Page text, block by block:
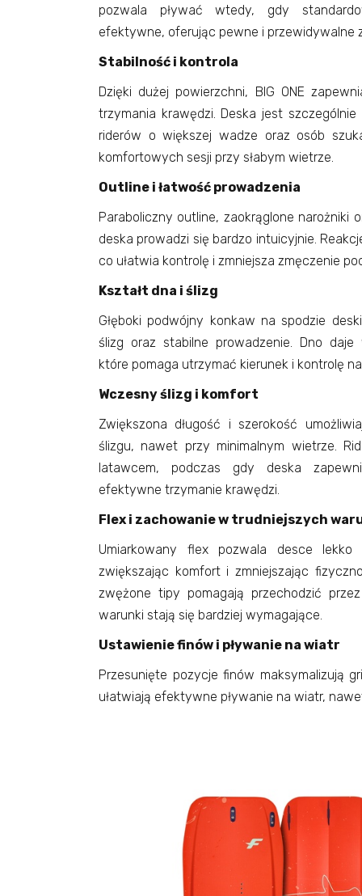
pozwala pływać wtedy, gdy
efektywne, oferując pewne i przewidywalne
Stabilność i kontrola
Dzięki dużej powierzchni, BIG ONE
trzymania krawędzi. Deska jest
riderów o większej wadze oraz osób
komfortowych sesji przy słabym wietrze.
Outline i łatwość prowadzenia
Paraboliczny outline, zaokrąglone narożniki
deska prowadzi się bardzo intuicyjnie.
co ułatwia kontrolę i zmniejsza zmęczenie
Kształt dna i ślizg
Głęboki podwójny konkaw na spodzie
ślizg oraz stabilne prowadzenie. Dno daje
które pomaga utrzymać kierunek i kontrolę
Wczesny ślizg i komfort
Zwiększona długość i szerokość
ślizgu, nawet przy minimalnym wietrze.
latawcem, podczas gdy deska
efektywne trzymanie krawędzi.
Flex i zachowanie w trudniejszych
Umiarkowany flex pozwala desce lekko
zwiększając komfort i zmniejszając
zwężone tipy pomagają przechodzić
warunki stają się bardziej wymagające.
Ustawienie finów i pływanie na wiatr
Przesunięte pozycje finów maksymalizują
ułatwiają efektywne pływanie na wiatr,